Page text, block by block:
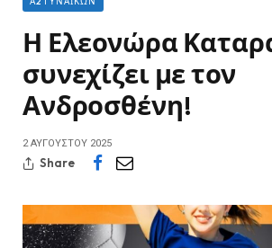
Η Ελεονώρα
συνεχίζει με τον
Ανδροσθένη!
2 ΑΥΓΟΎΣΤΟΥ 2025
Share